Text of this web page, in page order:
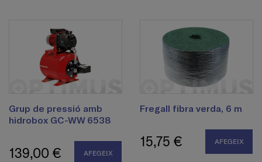
Grup de pressió amb
hidrobox GC-WW 6538
139,00 € AFEGEIX
Fregall fibra verda, 6 m
15,75 € AFEGEIX